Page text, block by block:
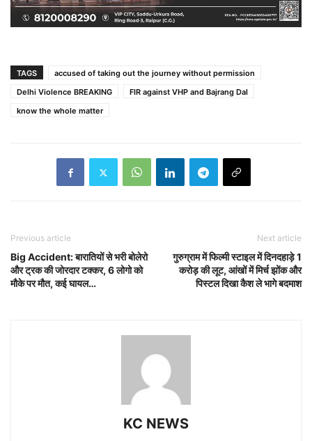
TAGS
accused of taking out the journey without permission
Delhi Violence BREAKING
FIR against VHP and Bajrang Dal
know the whole matter
Previous article
Big Accident: बारातियों से भरी बोलेरो
और ट्रक की जोरदार टक्कर, 6 लोगो को
मौके पर मौत, कई घायल…
Next article
गुरुग्राम में फिल्मी स्टाइल में दिनदहाड़े 1
करोड़ की लूट, आंखों में मिर्च झोंक और
पिस्टल दिखा कैश ले भागे बदमाश
KC NEWS